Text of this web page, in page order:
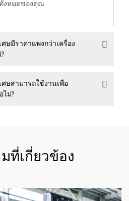
งหมดของคุณ
ษมีราคาแพงกว่าเครื่อง
ศษสามารถใช้งานเพื่อ
ไม่?
ที่เกี่ยวข้อง